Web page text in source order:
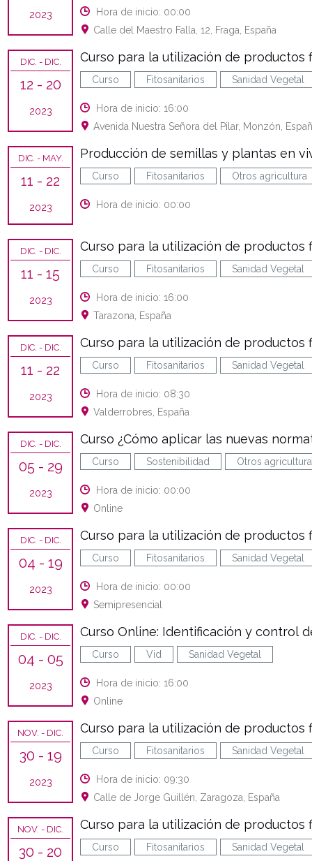
2023
Hora de inicio: 00:00
Calle del Maestro Falla, 12, Fraga, España
DIC. - DIC.
12 - 20
2023
Curso para la utilización de productos
Curso Fitosanitarios Sanidad Vegetal
Hora de inicio: 16:00
Avenida Nuestra Señora del Pilar, Monzón,
DIC. - MAY.
11 - 22
2023
Producción de semillas y plantas en
Curso Fitosanitarios Otros agricultura
Hora de inicio: 00:00
DIC. - DIC.
11 - 15
2023
Curso para la utilización de productos
Curso Fitosanitarios Sanidad Vegetal
Hora de inicio: 16:00
Tarazona, España
DIC. - DIC.
11 - 22
2023
Curso para la utilización de productos
Curso Fitosanitarios Sanidad Vegetal
Hora de inicio: 08:30
Valderrobres, España
DIC. - DIC.
05 - 29
2023
Curso ¿Cómo aplicar las nuevas
Curso Sostenibilidad Otros agricultura
Hora de inicio: 00:00
Online
DIC. - DIC.
04 - 19
2023
Curso para la utilización de productos
Curso Fitosanitarios Sanidad Vegetal
Hora de inicio: 00:00
Semipresencial
DIC. - DIC.
04 - 05
2023
Curso Online: Identificación y control
Curso Vid Sanidad Vegetal
Hora de inicio: 16:00
Online
NOV. - DIC.
30 - 19
2023
Curso para la utilización de productos
Curso Fitosanitarios Sanidad Vegetal
Hora de inicio: 09:30
Calle de Jorge Guillén, Zaragoza, España
NOV. - DIC.
30 - 20
Curso para la utilización de productos
Curso Fitosanitarios Sanidad Vegetal